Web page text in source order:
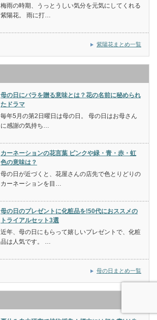
梅雨の時期、うっとうしい気分を元気にしてくれる
紫陽花。 雨に打…
紫陽花まとめ一覧
母の日にバラを贈る意味とは？花の名前に秘められ
たドラマ
毎年5月の第2日曜日は母の日。 母の日はお母さん
に感謝の気持ち…
カーネーションの花言葉 ピンクや緑・青・赤・虹
色の意味は？
母の日が近づくと、花屋さんの店先で色とりどりの
カーネーションを目…
母の日のプレゼントに化粧品を!50代におススメの
トライアルセット3選
近年、母の日にもらって嬉しいプレゼントで、化粧
品は人気です。 …
母の日まとめ一覧